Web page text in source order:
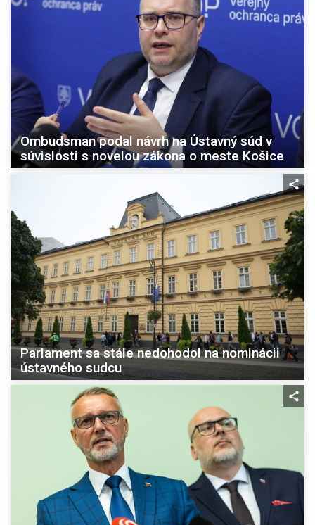
Ombudsman podal návrh na Ústavný súd v
súvislosti s novelou zákona o meste Košice
Parlament sa stále nedohodol na nominácii
ústavného sudcu